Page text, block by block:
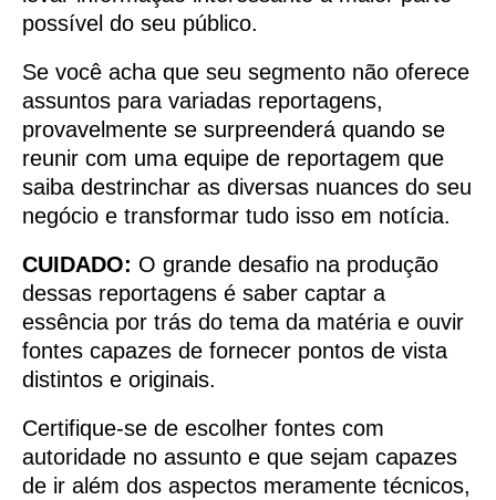
possível do seu público.
Se você acha que seu segmento não oferece
assuntos para variadas reportagens,
provavelmente se surpreenderá quando se
reunir com uma equipe de reportagem que
saiba destrinchar as diversas nuances do seu
negócio e transformar tudo isso em notícia.
CUIDADO: O grande desafio na produção
dessas reportagens é saber captar a
essência por trás do tema da matéria e ouvir
fontes capazes de fornecer pontos de vista
distintos e originais.
Certifique-se de escolher fontes com
autoridade no assunto e que sejam capazes
de ir além dos aspectos meramente técnicos,